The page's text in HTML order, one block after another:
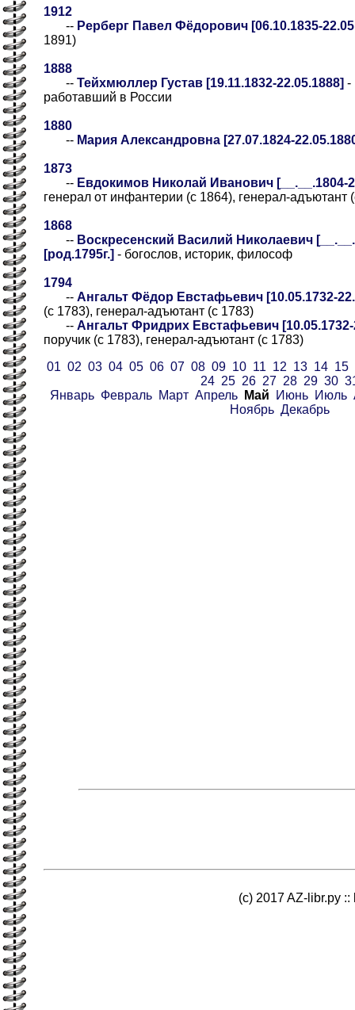
1912
-- Рерберг Павел Фёдорович [06.10.1835-
1891)
1888
-- Тейхмюллер Густав [19.11.1832-22.05.1888] -
работавший в России
1880
-- Мария Александровна [27.07.1824-
1873
-- Евдокимов Николай Иванович [__.__.1804-
генерал от инфантерии (с 1864), генерал-адъютант
1868
-- Воскресенский Василий Николаевич
[род.1795г.] - богослов, историк, философ
1794
-- Ангальт Фёдор Евстафьевич [10.05.1732-
(с 1783), генерал-адъютант (с 1783)
-- Ангальт Фридрих Евстафьевич [10.05.1732-
поручик (с 1783), генерал-адъютант (с 1783)
01 02 03 04 05 06 07 08 09 10 11 12 13 14 15
24 25 26 27 28 29 30
Январь Февраль Март Апрель Май Июнь Июль
Ноябрь Декабрь
(c) 2017 AZ-libr.ру ::